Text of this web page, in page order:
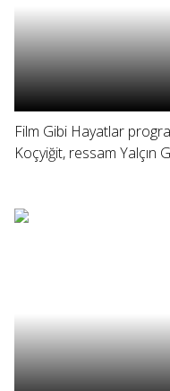
Film Gibi Hayatlar
Koçyiğit, ressam Yalçın